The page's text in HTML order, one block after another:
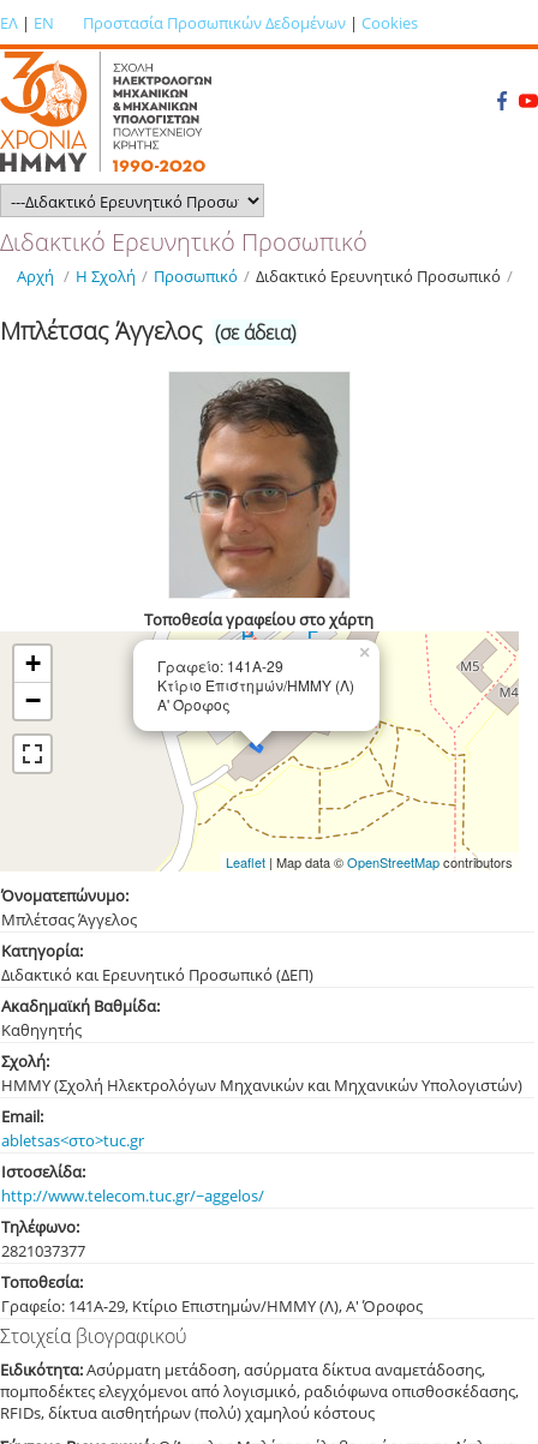
ΕΛ | EN Προστασία Προσωπικών Δεδομένων | Cookies
Διδακτικό Ερευνητικό Προσωπικό
Αρχή / Η Σχολή / Προσωπικό / Διδακτικό Ερευνητικό Προσωπικό /
Μπλέτσας Άγγελος (σε άδεια)
Τοποθεσία γραφείου στο χάρτη
Γραφείο: 141Α-29
Κτίριο Επιστημών/ΗΜΜΥ (Λ)
Α' Όροφος
×
+
−
Leaflet| Map data ©OpenStreetMapcontributors
Όνοματεπώνυμο:
Μπλέτσας Άγγελος
Κατηγορία:
Διδακτικό και Ερευνητικό Προσωπικό (ΔΕΠ)
Ακαδημαϊκή Βαθμίδα:
Καθηγητής
Σχολή:
ΗΜΜΥ (Σχολή Ηλεκτρολόγων Μηχανικών και Μηχανικών Υπολογιστών)
Email:
abletsas<στο>tuc.gr
Ιστοσελίδα:
http://www.telecom.tuc.gr/~aggelos/
Τηλέφωνο:
2821037377
Τοποθεσία:
Γραφείο: 141Α-29, Κτίριο Επιστημών/ΗΜΜΥ (Λ), Α' Όροφος
Στοιχεία βιογραφικού
Ειδικότητα:Ασύρματη μετάδοση, ασύρματα δίκτυα αναμετάδοσης,
πομποδέκτες ελεγχόμενοι από λογισμικό, ραδιόφωνα οπισθοσκέδασης,
RFIDs, δίκτυα αισθητήρων (πολύ) χαμηλού κόστους